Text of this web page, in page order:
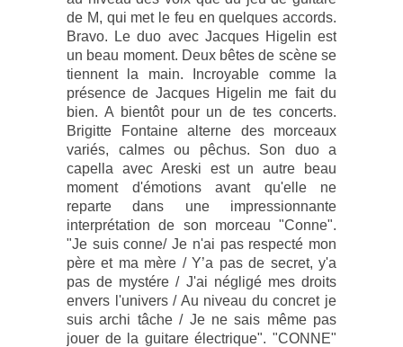
de M, qui met le feu en quelques accords.
Bravo. Le duo avec Jacques Higelin est
un beau moment. Deux bêtes de scène se
tiennent la main. Incroyable comme la
présence de Jacques Higelin me fait du
bien. A bientôt pour un de tes concerts.
Brigitte Fontaine alterne des morceaux
variés, calmes ou pêchus. Son duo a
capella avec Areski est un autre beau
moment d'émotions avant qu'elle ne
reparte dans une impressionnante
interprétation de son morceau "Conne".
"Je suis conne/ Je n'ai pas respecté mon
père et ma mère / Y’a pas de secret, y'a
pas de mystére / J'ai négligé mes droits
envers l'univers / Au niveau du concret je
suis archi tâche / Je ne sais même pas
jouer de la guitare électrique". "CONNE"